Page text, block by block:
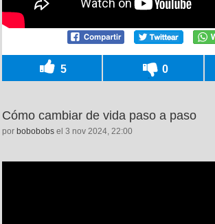
5 0
Cómo cambiar de vida paso a paso
por bobobobs el 3 nov 2024, 22:00